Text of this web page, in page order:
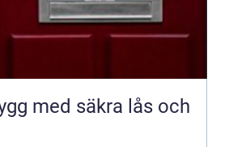
med säkra lås och